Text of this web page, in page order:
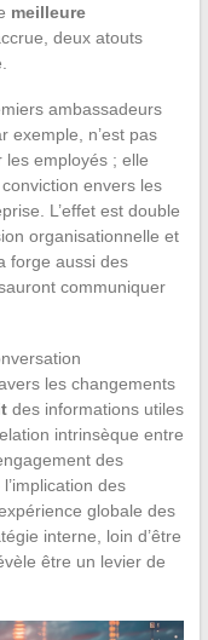
meilleure
deux atouts
ambassadeurs
exemple, n’est pas
les employés ; elle
envers les
L’effet est double
organisationnelle et
forge aussi des
communiquer
les changements
des informations utiles
intrinsèque entre
des
l’implication des
globale des
interne, loin d’être
être un levier de